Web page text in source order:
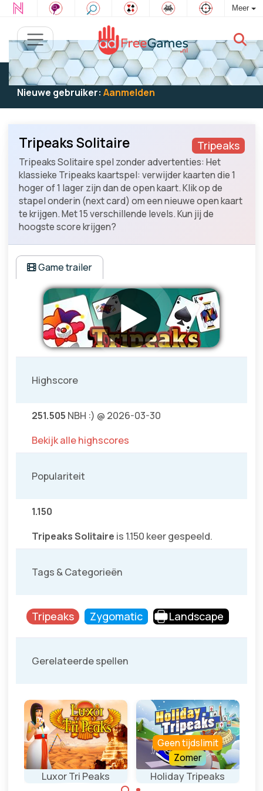
Meer
Bestaande gebruiker: Log in
om te spelen
Nieuwe gebruiker: Aanmelden
Tripeaks
Tripeaks Solitaire
Tripeaks Solitaire spel zonder advertenties: Het
klassieke Tripeaks kaartspel: verwijder kaarten die 1
hoger of 1 lager zijn dan de open kaart. Klik op de
stapel onderin (next card) om een nieuwe open kaart
te krijgen. Met 15 verschillende levels. Kun jij de
hoogste score krijgen?
Game trailer
Highscore
251.505 NBH :) @ 2026-03-30
Bekijk alle highscores
Populariteit
1.150
Tripeaks Solitaire is 1.150 keer gespeeld.
Tags & Categorieën
Tripeaks Zygomatic Landscape
Gerelateerde spellen
Luxor Tri Peaks Holiday Tripeaks
Geen tijdslimit
Zomer